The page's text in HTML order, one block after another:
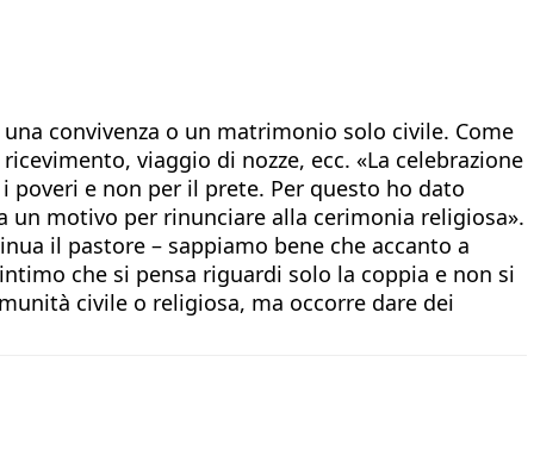
convivenza o un matrimonio solo civile. Come
viaggio di nozze, ecc. «La celebrazione
poveri e non per il prete. Per questo ho dato
un motivo per rinunciare alla cerimonia religiosa».
il pastore – sappiamo bene che accanto a
che si pensa riguardi solo la coppia e non si
civile o religiosa, ma occorre dare dei